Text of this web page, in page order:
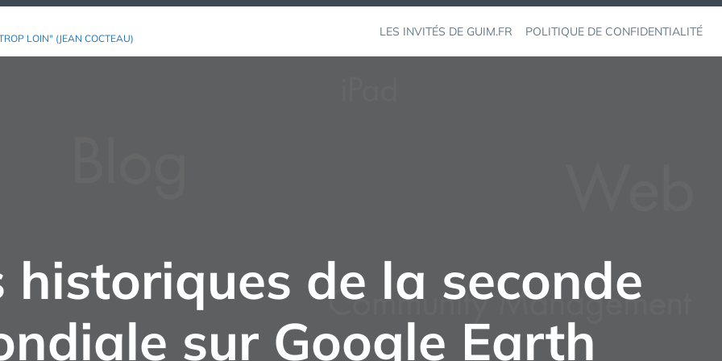
LOIN" (JEAN COCTEAU) LES INVITÉS DE GUIM.FR POLITIQUE DE CONFIDENTIALITÉ
historiques de la seconde
sur Google Earth